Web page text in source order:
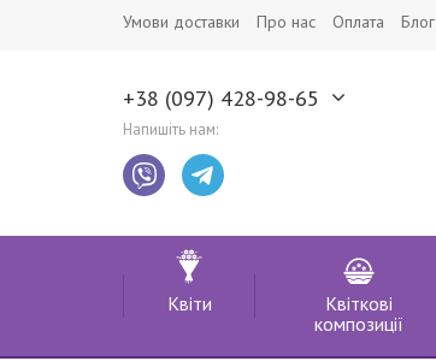
Умови доставки Про нас Оплата Блог
+38 (097) 428-98-65
Напишіть нам:
Квіти
Квіткові
композиції